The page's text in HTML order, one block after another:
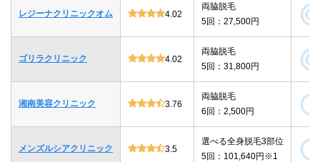
レジーナクリニックオム 4.02
両脇脱毛
5回：27,500円
ゴリラクリニック 4.02
両脇脱毛
5回：31,800円
湘南美容クリニック 3.76
両脇脱毛
6回：2,500円
メンズルシアクリニック 3.5
選べる全身脱毛3部位
5回：101,640円※1